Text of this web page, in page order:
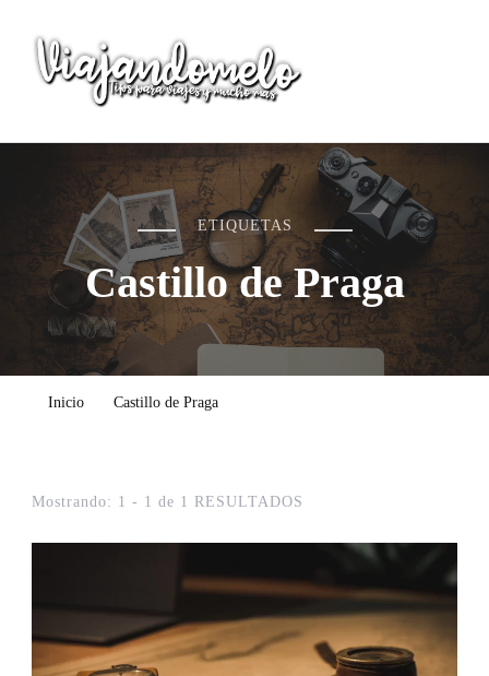
Viajandomelo
Todo lo que necesitas saber en tu próximo viaje
ETIQUETAS
Castillo de Praga
Inicio Castillo de Praga
Mostrando: 1 - 1 de 1 RESULTADOS